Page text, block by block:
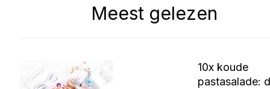
Meest gelezen
10x koude
pastasalade: